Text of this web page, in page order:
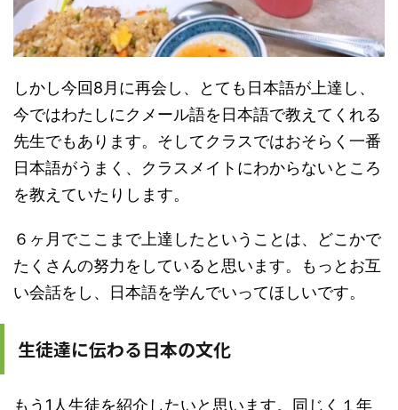
しかし今回8月に再会し、とても日本語が上達し、
今ではわたしにクメール語を日本語で教えてくれる
先生でもあります。そしてクラスではおそらく一番
日本語がうまく、クラスメイトにわからないところ
を教えていたりします。
６ヶ月でここまで上達したということは、どこかで
たくさんの努力をしていると思います。もっとお互
い会話をし、日本語を学んでいってほしいです。
生徒達に伝わる日本の文化
もう1人生徒を紹介したいと思います。同じく１年